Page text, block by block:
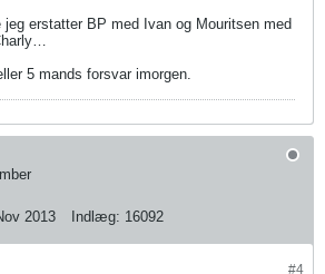
erstatter BP med Ivan og Mouritsen med
5 mands forsvar imorgen.
2013 Indlæg: 16092
#4